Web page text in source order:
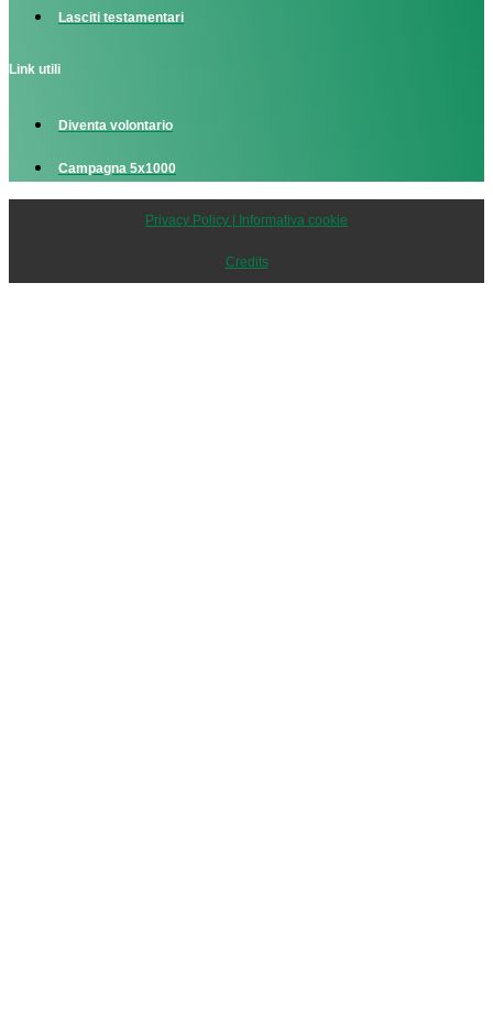
Lasciti testamentari
Link utili
Diventa volontario
Campagna 5x1000
Privacy Policy | Informativa cookie
Credits